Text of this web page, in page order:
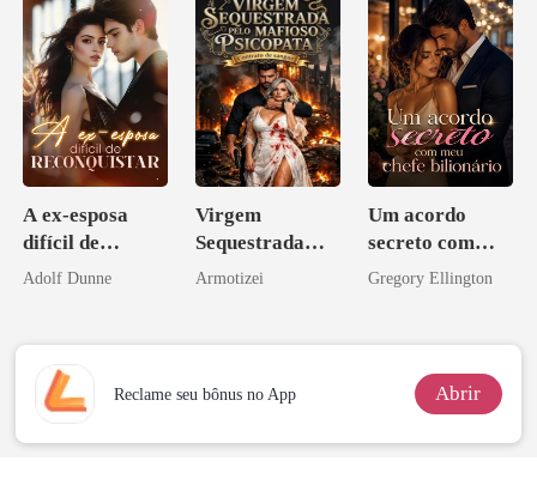
A ex-esposa
difícil de
reconquistar
Adolf Dunne
Virgem
Sequestrada
pelo Mafioso
DE SANGUE
Armotizei
Um acordo
secreto com
meu chefe
Gregory Ellington
Reclame seu bônus no App Abrir